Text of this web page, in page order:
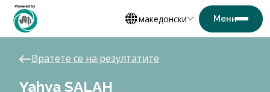
македонски
Вратете се на резултатите
Yahya SALAH